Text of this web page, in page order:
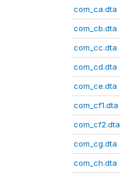
com_ca.dta
com_cb.dta
com_cc.dta
com_cd.dta
com_ce.dta
com_cf1.dta
com_cf2.dta
com_cg.dta
com_ch.dta